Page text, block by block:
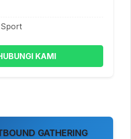
KAMI
GATHERING